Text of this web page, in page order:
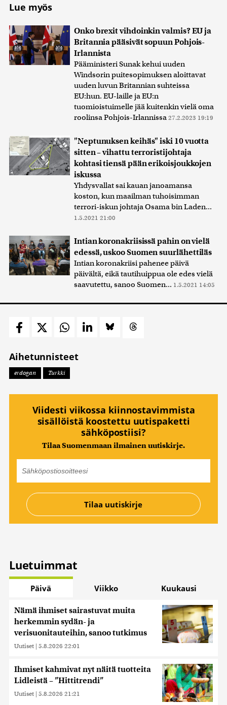
Lue myös
Onko brexit vihdoinkin valmis? EU ja
Britannia pääsivät sopuun Pohjois-
Irlannista
Pääministeri Sunak kehui uuden
Windsorin puitesopimuksen aloittavat
uuden luvun Britannian suhteissa
EU:hun. EU-laille ja EU:n
tuomioistuimelle jää kuitenkin vielä oma
roolinsa Pohjois-Irlannissa 27.2.2023 19:19
"Neptunuksen keihäs" iski 10 vuotta
sitten – vihattu terroristijohtaja
kohtasi tiensä pään erikoisjoukkojen
iskussa
Yhdysvallat sai kauan janoamansa
koston, kun maailman tuhoisimman
terrori-iskun johtaja Osama bin Laden...
1.5.2021 21:00
Intian koronakriisissä pahin on vielä
edessä, uskoo Suomen suurlähettiläs
Intian koronakriisi pahenee päivä
päivältä, eikä tautihuippua ole edes vielä
saavutettu, sanoo Suomen... 1.5.2021 14:05
Aihetunnisteet
erdogan Turkki
Viidesti viikossa kiinnostavimmista
sisällöistä koostettu uutispaketti
sähköpostiisi?
Tilaa Suomenmaan ilmainen uutiskirje.
Luetuimmat
Päivä Viikko Kuukausi
Nämä ihmiset sairastuvat muita
herkemmin sydän- ja
verisuonitauteihin, sanoo tutkimus
Uutiset | 5.8.2026 22:01
Ihmiset kahmivat nyt näitä tuotteita
Lidleistä – ”Hittitrendi”
Uutiset | 5.8.2026 21:21